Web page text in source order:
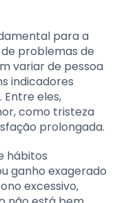
para a
problemas de
variar de pessoa
indicadores
eles,
como tristeza
prolongada.
hábitos
ganho exagerado
excessivo,